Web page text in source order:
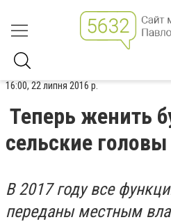
16:00, 22 липня 2016 р.
Теперь женить
сельские головы
В 2017 году все
переданы местным